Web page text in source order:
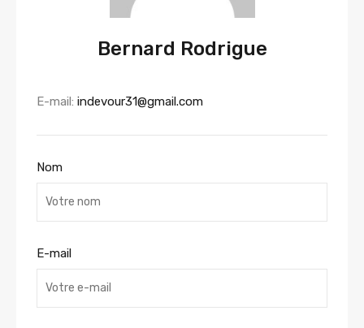
Bernard Rodrigue
E-mail: indevour31@gmail.com
Nom
E-mail